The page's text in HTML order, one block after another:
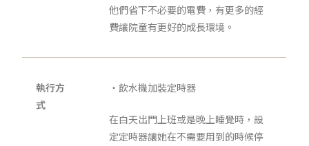
他們省下不必要的電費，有更多的經
費讓院童有更好的成長環境。
執行方
式
‧飲水機加裝定時器
在白天出門上班或是晚上睡覺時，設
定定時器讓她在不需要用到的時候停